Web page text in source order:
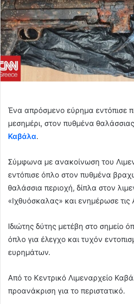
e
m
a
i
l
Ένα απρόσμενο εύρημα εντόπισε
μεσημέρι, στον πυθμένα
Καβάλα.
Σύμφωνα με ανακοίνωση του
εντόπισε όπλο στον πυθμένα
θαλάσσια περιοχή, δίπλα στον
«Ιχθυόσκαλας» και ενημέρωσε τις
Ιδιώτης δύτης μετέβη στο σημείο
όπλο για έλεγχο και τυχόν
ευρημάτων.
Από το Κεντρικό Λιμεναρχείο
προανάκριση για το περιστατικό.